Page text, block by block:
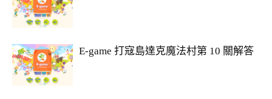
E-game 打寇島達克魔法村第 10 關解答